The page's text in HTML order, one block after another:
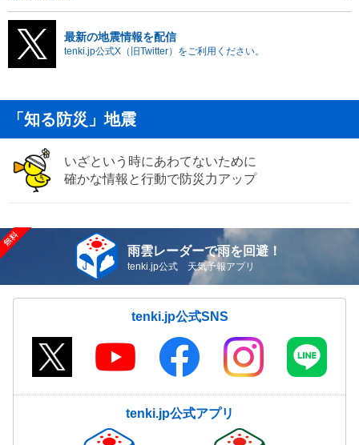
最新の地震情報を配信
tenki.jp公式X（旧Twitter）をご利用ください。
「知る防災」地震
いざという時にあわてないために
確かな情報と行動で防災力アップ
雨雲レーダーで雨を回避！
tenki.jp公式 天気予報アプリ
tenki.jp公式SNS
tenki.jp公式アプリ